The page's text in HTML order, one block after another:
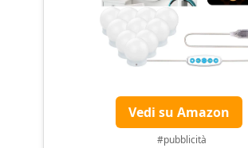
Vedi su Amazon
#pubblicità